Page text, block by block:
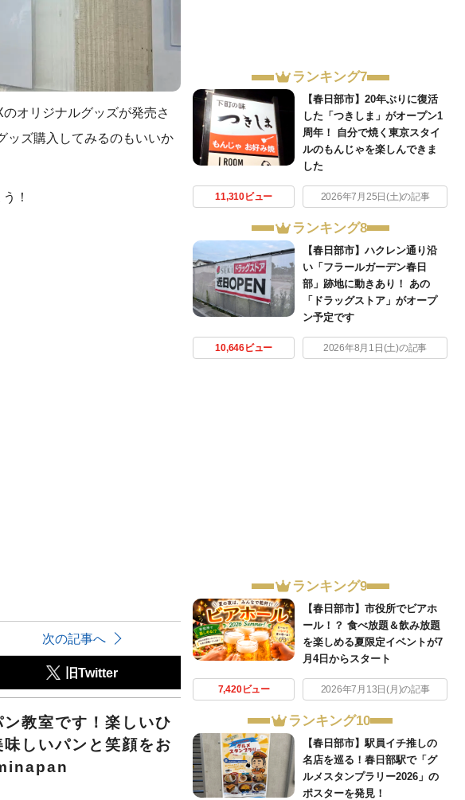
オリジナルグッズが発売さ
ッズ購入してみるのもいいか
！
次の記事へ
旧Twitter
ン教室です！楽しいひ
しいパンと笑顔をお
ランキング7
【春日部市】20年ぶりに復活
した「つきしま」がオープン1
周年！ 自分で焼く東京スタイ
ルのもんじゃを楽しんできま
した
11,310ビュー 2026年7月25日(土)の記事
ランキング8
【春日部市】ハクレン通り沿
い「フラールガーデン春日
部」跡地に動きあり！ あの
「ドラッグストア」がオープ
ン予定です
10,646ビュー 2026年8月1日(土)の記事
ランキング9
【春日部市】市役所でビアホ
ール！？ 食べ放題＆飲み放題
を楽しめる夏限定イベントが7
月4日からスタート
7,420ビュー 2026年7月13日(月)の記事
ランキング10
【春日部市】駅員イチ推しの
名店を巡る！春日部駅で「グ
ルメスタンプラリー2026」の
ポスターを発見！